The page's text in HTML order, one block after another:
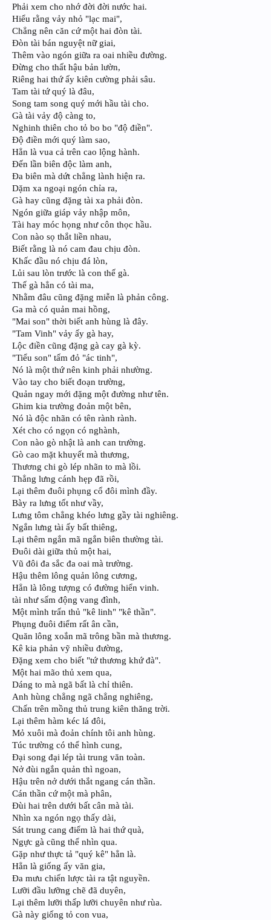
Phải xem cho nhớ đời đời nước hai.
Hiểu rằng vảy nhỏ "lạc mai",
Chẳng nên căn cứ một hai đòn tài.
Đòn tài bán nguyệt nữ giai,
Thêm vào ngón giữa ra oai nhiều đường.
Đừng cho thất hậu bản lườn,
Riêng hai thứ ấy kiên cường phải sâu.
Tam tài tứ quý là đâu,
Song tam song quý mới hầu tài cho.
Gà tài vảy độ càng to,
Nghinh thiên cho tỏ bo bo "độ điền".
Độ điền mới quý làm sao,
Hẳn là vua cả trên cao lộng hành.
Đến lần biên độc làm anh,
Đa biên mà dứt chẳng lành hiện ra.
Dặm xa ngoại ngón chỉa ra,
Gà hay cũng đặng tài xa phải đòn.
Ngón giữa giáp vảy nhập môn,
Tài hay móc họng như côn thọc hầu.
Con nào sọ thắt liền nhau,
Biết rằng là nó cam đau chịu đòn.
Khấc đầu nó chịu đá lòn,
Lủi sau lòn trước là con thế gà.
Thế gà hẳn có tài ma,
Nhằm đâu cũng đặng miễn là phản công.
Ga mà có quản mai hồng,
"Mai son" thời biết anh hùng là đây.
"Tam Vinh" vảy ấy gà hay,
Lộc điền cũng đặng gà cay gà kỳ.
"Tiểu son" tấm đỏ "ác tinh",
Nó là một thứ nên kinh phải nhường.
Vào tay cho biết đoạn trường,
Quản ngay mới đặng một đường như tên.
Ghim kia trường đoản một bên,
Nó là độc nhãn có tên rành rành.
Xét cho có ngọn có nghành,
Con nào gò nhật là anh can trường.
Gò cao mặt khuyết mà thương,
Thương chi gò lép nhãn to mà lồi.
Thẳng lưng cánh hẹp đã rồi,
Lại thêm đuôi phụng cổ đôi mình đầy.
Bày ra lưng tốt như vầy,
Lưng tôm chẳng khéo lưng gầy tài nghiêng.
Ngắn lưng tài ấy bất thiêng,
Lại thêm ngắn mã ngắn biên thường tài.
Đuôi dài giữa thủ một hai,
Vũ đôi đa sắc đa oai mà trường.
Hậu thêm lông quản lông cương,
Hẳn là lông tượng có đường hiển vinh.
tài như sấm động vang đình,
Một mình trấn thủ "kê linh" "kê thần".
Phụng đuôi điểm rất ân cần,
Quăn lông xoắn mã trông bần mà thương.
Kê kia phản vỹ nhiều đường,
Đặng xem cho biết "tứ thương khứ đà".
Một hai mão thủ xem qua,
Dáng to mà ngã bất là chỉ thiên.
Anh hùng chẳng ngã chẳng nghiêng,
Chấn trên mồng thủ trung kiên thăng trời.
Lại thêm hàm kéc lá đôi,
Mỏ xuôi mà đoản chính tôi anh hùng.
Túc trường có thể hình cung,
Đại song đại lép tài trung văn toàn.
Nở đùi ngắn quản thì ngoan,
Hậu trên nở dưới thắt ngang cán thần.
Cán thần cứ một mà phân,
Đùi hai trên dưới bất cân mà tài.
Nhìn xa ngón ngọ thấy dài,
Sát trung cang điểm là hai thứ quà,
Ngực gà cũng thể nhìn qua.
Gặp như thực tả "quý kê" hẳn là.
Hẳn là giống ấy văn gia,
Đa mưu chiến lược tài ra tật nguyền.
Lưỡi đầu lưỡng chẽ đã duyên,
Lại thêm lưỡi thấp lưỡi chuyên như rùa.
Gà này giống tỏ con vua,